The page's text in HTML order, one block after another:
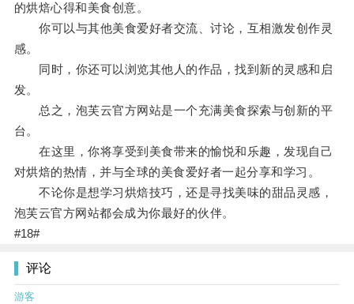
的烘焙心得和美食创意。
你可以与其他美食爱好者交流、讨论，互相激发创作灵
感。
同时，你还可以浏览其他人的作品，找到新的灵感和启
发。
总之，泡芙云官方网站是一个充满美食探索与创新的平
台。
在这里，你将享受到美食带来的愉悦和乐趣，发现自己
对烘焙的热情，并与全球的美食爱好者一起分享和学习。
不论你是想学习烘焙技巧，还是寻找美味的甜品灵感，
泡芙云官方网站都会成为你最好的伙伴。
#18#
评论
游客